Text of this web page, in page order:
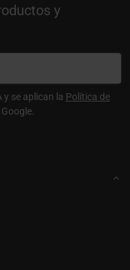
y
y se aplican la Política de